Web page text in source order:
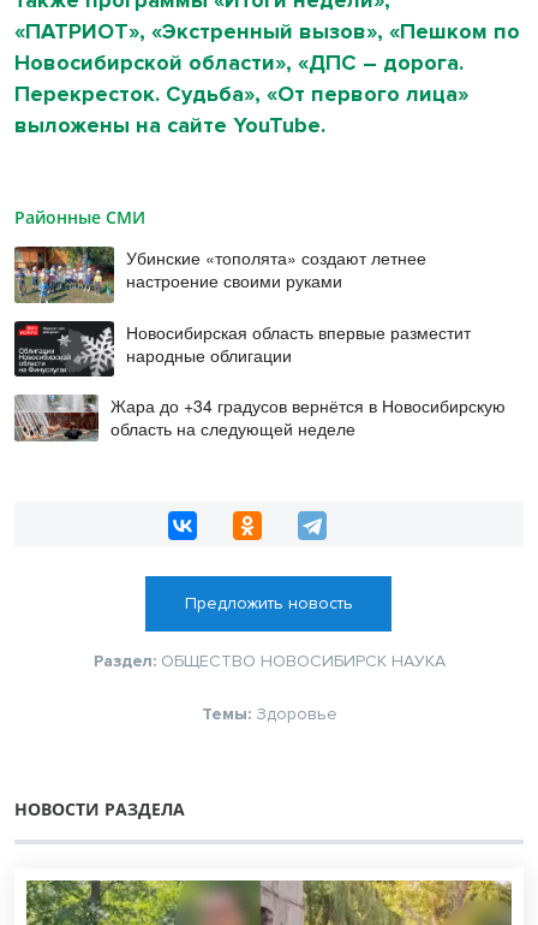
«ПАТРИОТ», «Экстренный вызов», «Пешком по
Новосибирской области», «ДПС – дорога.
Перекресток. Судьба», «От первого лица»
выложены на сайте YouTube.
Районные СМИ
Убинские «тополята» создают летнее
настроение своими руками
Новосибирская область впервые разместит
народные облигации
Жара до +34 градусов вернётся в Новосибирскую
область на следующей неделе
Предложить новость
Раздел: ОБЩЕСТВО НОВОСИБИРСК НАУКА
Темы: Здоровье
НОВОСТИ РАЗДЕЛА